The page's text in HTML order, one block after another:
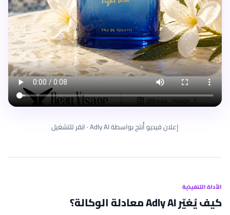
إعلان فيديو أُنتج بواسطة Adly AI · انقر للتشغيل
الأداة التنفيذية
كيف يُغيّر Adly AI معادلة الوكالة؟